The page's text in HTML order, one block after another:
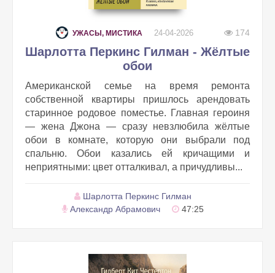
УЖАСЫ, МИСТИКА 24-04-2026 174
Шарлотта Перкинс Гилман - Жёлтые
обои
Американской семье на время ремонта
собственной квартиры пришлось арендовать
старинное родовое поместье. Главная героиня
— жена Джона — сразу невзлюбила жёлтые
обои в комнате, которую они выбрали под
спальню. Обои казались ей кричащими и
неприятными: цвет отталкивал, а причудливы...
Шарлотта Перкинс Гилман
Александр Абрамович
47:25